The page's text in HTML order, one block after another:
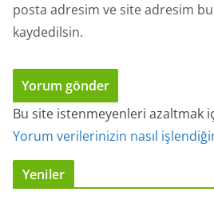
posta adresim ve site adresim bu
kaydedilsin.
Bu site istenmeyenleri azaltmak
Yorum verilerinizin nasıl
Yeniler